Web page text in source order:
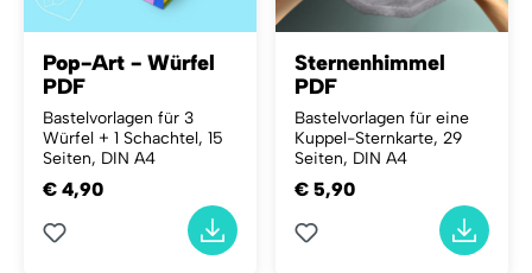
Pop-Art - Würfel
PDF
Bastelvorlagen für 3
Würfel + 1 Schachtel, 15
Seiten, DIN A4
€ 4,90
Sternenhimmel
PDF
Bastelvorlagen für eine
Kuppel-Sternkarte, 29
Seiten, DIN A4
€ 5,90